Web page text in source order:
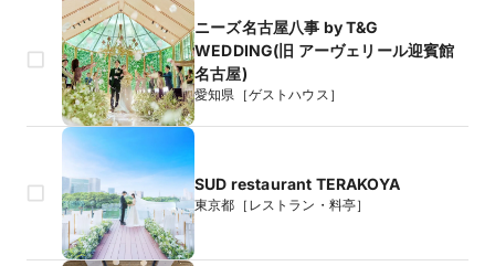
ニーズ名古屋八事 by T&G
WEDDING(旧 アーヴェリール迎賓館
名古屋)
愛知県［ゲストハウス］
SUD restaurant TERAKOYA
東京都［レストラン・料亭］